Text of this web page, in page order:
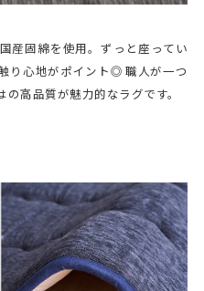
産固綿を使用。ずっと座ってい
り心地がポイント◎ 職人が一つ
高品質が魅力的なラグです。